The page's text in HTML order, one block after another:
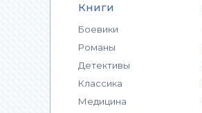
Книги
Боевики
Романы
Детективы
Классика
Медицина